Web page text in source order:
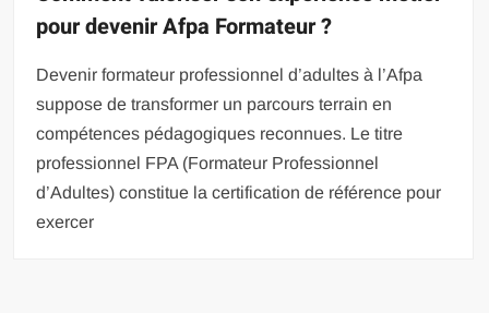
pour devenir Afpa Formateur ?
Devenir formateur professionnel d’adultes à l’Afpa
suppose de transformer un parcours terrain en
compétences pédagogiques reconnues. Le titre
professionnel FPA (Formateur Professionnel
d’Adultes) constitue la certification de référence pour
exercer